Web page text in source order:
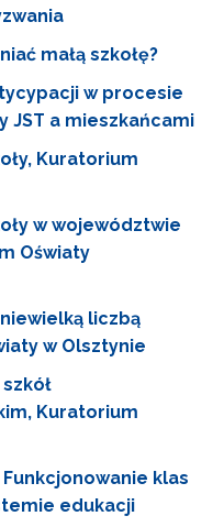
małą szkołę?
w procesie
JST a mieszkańcami
Kuratorium
w województwie
Oświaty
liczbą
w Olsztynie
Kuratorium
klas
edukacji